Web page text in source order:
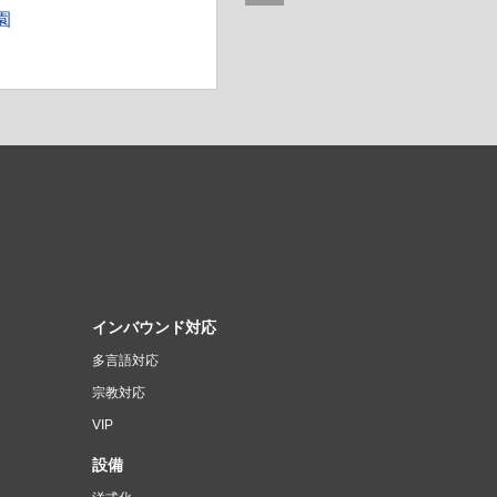
インバウンド対応
多言語対応
宗教対応
VIP
設備